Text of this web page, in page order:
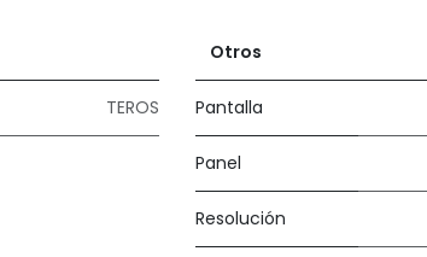
TEROS
Otros
Pantalla
Panel
Resolución